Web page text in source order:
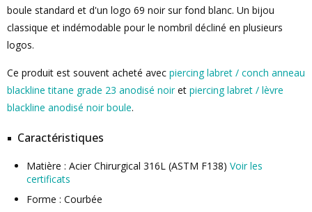
boule standard et d'un logo 69 noir sur fond blanc. Un bijou
classique et indémodable pour le nombril décliné en plusieurs
logos.
Ce produit est souvent acheté avec piercing labret / conch anneau
blackline titane grade 23 anodisé noiret piercing labret / lèvre
blackline anodisé noir boule.
Caractéristiques
Matière : Acier Chirurgical 316L (ASTM F138) Voir les
certificats
Forme : Courbée